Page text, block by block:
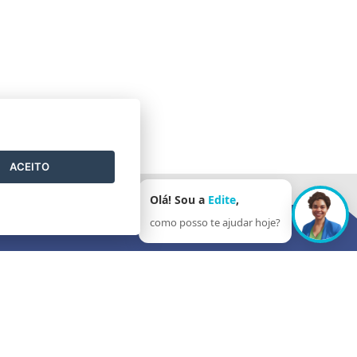
Olá! Sou a Edite,
como posso te ajudar hoje?
ACEITO